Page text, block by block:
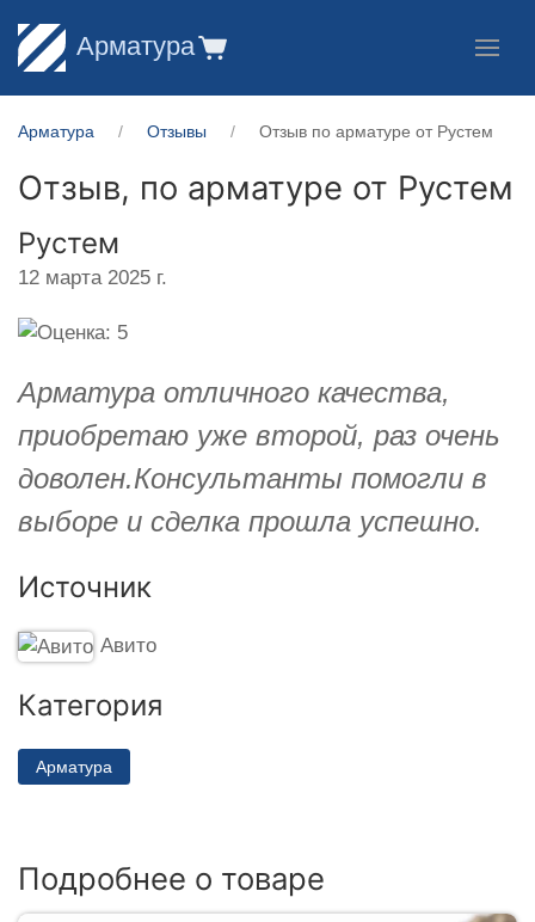
Арматура
Арматура Отзывы Отзыв по арматуре от Рустем
Отзыв, по арматуре от Рустем
Рустем
12 марта 2025 г.
Арматура отличного качества,
приобретаю уже второй, раз очень
доволен.Консультанты помогли в
выборе и сделка прошла успешно.
Источник
Авито
Категория
Арматура
Подробнее о товаре